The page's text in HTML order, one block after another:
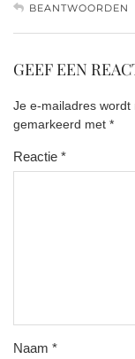
BEANTWOORDEN
GEEF EEN
Je e-mailadres wordt
gemarkeerd met *
Reactie *
Naam *